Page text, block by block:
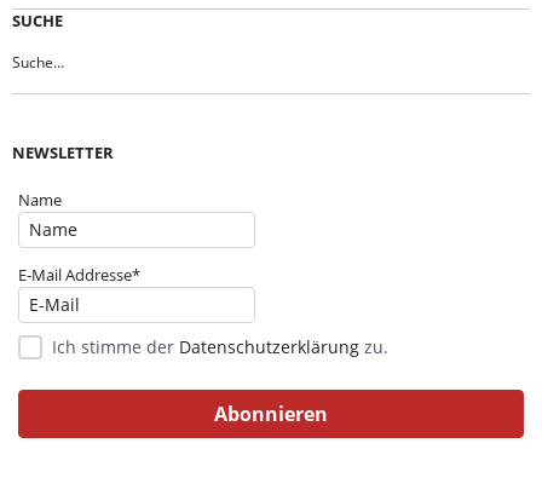
SUCHE
NEWSLETTER
Name
E-Mail Addresse*
Ich stimme der Datenschutzerklärung zu.